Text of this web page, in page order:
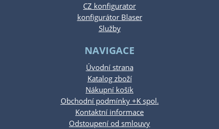
CZ konfigurator
konfigurátor Blaser
Služby
NAVIGACE
Úvodní strana
Katalog zboží
Nákupní košík
Obchodní podmínky +K spol.
Kontaktní informace
Odstoupení od smlouvy